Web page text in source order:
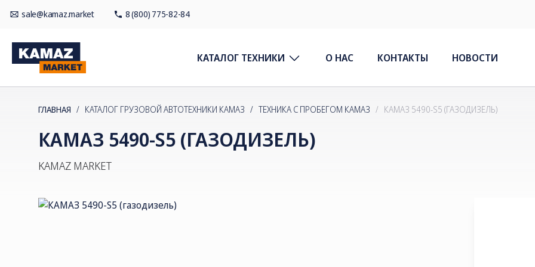
sale@kamaz.market 8 (800) 775-82-84
КАТАЛОГ ТЕХНИКИ О НАС КОНТАКТЫ НОВОСТИ
ГЛАВНАЯ / КАТАЛОГ ГРУЗОВОЙ АВТОТЕХНИКИ КАМАЗ / ТЕХНИКА С ПРОБЕГОМ КАМАЗ / КАМАЗ 5490-S5 (ГАЗОДИЗЕЛЬ)
КАМАЗ 5490-S5 (ГАЗОДИЗЕЛЬ)
KAMAZ MARKET